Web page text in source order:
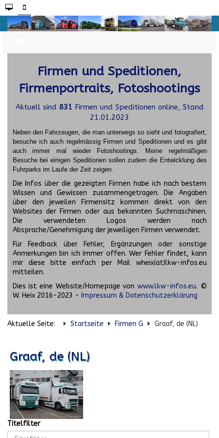
Firmen und Speditionen,
Firmenportraits, Fotoshootings
Aktuell sind 831 Firmen und Speditionen online, Stand
21.01.2023
Neben den Fahrzeugen, die man unterwegs so sieht und fotografiert,
besuche ich auch regelmässig Firmen und Speditionen und es gibt
auch immer mal wieder Fotoshootings.
Meine regelmäßigen
Besuche bei einigen Speditionen sollen zudem die Entwicklung des
Fuhrparks im Laufe der Zeit zeigen.
Die Infos über die gezeigten Firmen habe ich nach bestem
Wissen und Gewissen zusammengetragen. Die Angaben
über den jeweilen Firmensitz kommen direkt von den
Websites der Firmen oder aus bekannten Suchmaschinen.
Die verwendeten Logos werden nach
Absprache/Genehmigung der jeweiligen Firmen verwendet.
Für Feedback über Fehler, Ergänzungen oder sonstige
Anmerkungen bin ich immer offen. Wer Fehler findet, kann
mir diese bitte einfach per Mail wheix(at)lkw-infos.eu
mitteilen.
Dies ist eine Website/Homepage von www.lkw-infos.eu. ©
W. Heix 2016-2023 - Impressum & Datenschutzerklärung
Aktuelle Seite: Startseite Firmen G Graaf, de (NL)
Graaf, de (NL)
Titelfilter